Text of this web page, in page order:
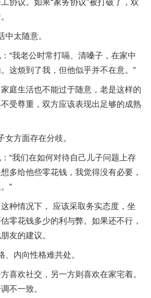
协议。如果“家务协议”被打破了，双
中太随意。
“我老公时常打嗝、清嗓子，在家中
这烦到了我，但他似乎并不在意。”
庭生活也不能过于随意，老是这样的
受尊重，双方应该表现出足够的成熟
女方面存在分歧。
“我们在如何对待自己儿子问题上存
多给他些零花钱，我觉得没有必要，
”
种情况下， 应该采取务实态度，坐
零花钱多少的利与弊。如果还不行，
友的建议。
、内向性格难共处。
喜欢社交，另一方则喜欢在家宅着。
不一致。